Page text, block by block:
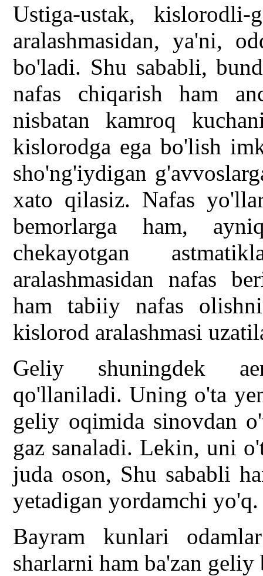
Ustiga-ustak, kislorodli-
aralashmasidan, ya'ni,
bo'ladi. Shu sababli,
nafas chiqarish ham
nisbatan kamroq
kislorodga ega bo'lish
sho'ng'iydigan
xato qilasiz. Nafas
bemorlarga ham,
chekayotgan
aralashmasidan nafas
ham tabiiy nafas
kislorod aralashmasi
Geliy shuningdek
qo'llaniladi. Uning o'ta
geliy oqimida sinovdan
gaz sanaladi. Lekin, uni
juda oson, Shu sababli
yetadigan yordamchi yo'q.
Bayram kunlari
sharlarni ham ba'zan